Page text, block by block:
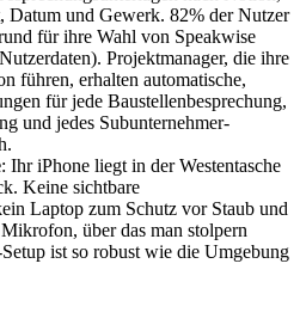
Datum und Gewerk. 82% der Nutzer
für ihre Wahl von Speakwise
Projektmanager, die ihre
führen, erhalten automatische,
für jede Baustellenbesprechung,
und jedes Subunternehmer-
: Ihr iPhone liegt in der Westentasche
Keine sichtbare
Laptop zum Schutz vor Staub und
über das man stolpern
ist so robust wie die Umgebung